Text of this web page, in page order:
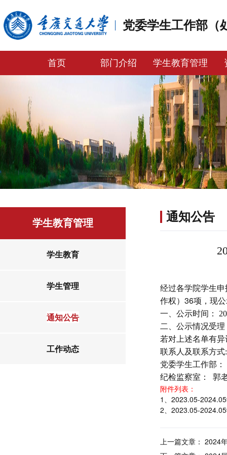
党委学生工作部（
首页 部门介绍 学生教育管理
学生教育管理
学生教育
学生管理
通知公告
工作动态
通知公告
经过各学院学生
作权）36项， 现
一、公示时间：
二、公示情况受理
若对上述名单有
联系人及联系方式:
党委学生工作部：
纪检监察室：
郭
附件列表：
1、2023.05-
2、2023.05-
上一篇文章： 2024